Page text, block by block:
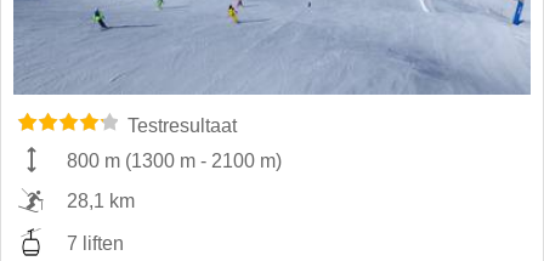
Testresultaat
800 m (1300 m - 2100 m)
28,1 km
7 liften